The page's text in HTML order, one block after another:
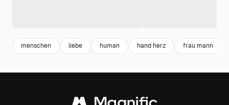
menschen liebe human hand herz frau mann